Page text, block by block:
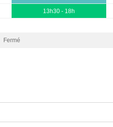
13h30 - 18h
Fermé